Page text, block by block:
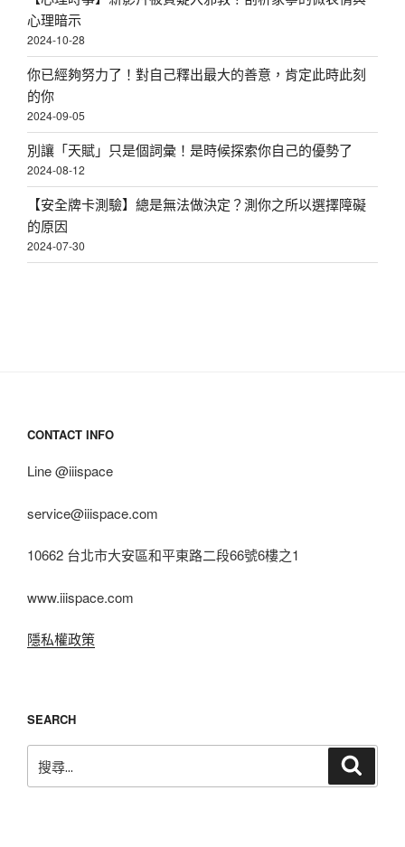
心理暗示
2024-10-28
你已經夠努力了！對自己釋出最大的善意，肯定此時此刻
的你
2024-09-05
別讓「天賦」只是個詞彙！是時候探索你自己的優勢了
2024-08-12
【安全牌卡測驗】總是無法做決定？測你之所以選擇障礙
的原因
2024-07-30
CONTACT INFO
Line @iiispace
service@iiispace.com
10662 台北市大安區和平東路二段66號6樓之1
www.iiispace.com
隱私權政策
SEARCH
尋